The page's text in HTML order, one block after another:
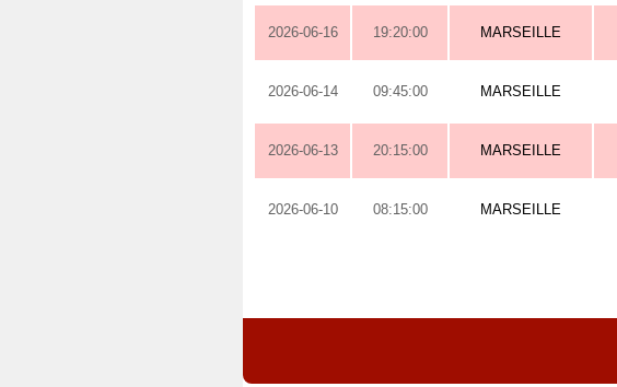
2026-06-16 19:20:00 MARSEILLE
2026-06-14 09:45:00 MARSEILLE
2026-06-13 20:15:00 MARSEILLE
2026-06-10 08:15:00 MARSEILLE